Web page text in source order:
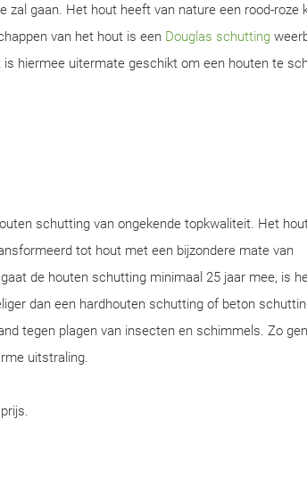
gaan. Het hout heeft van nature een rood-roze
van het hout is een Douglas schutting
hiermee uitermate geschikt om een houten te
schutting van ongekende topkwaliteit. Het
tot hout met een bijzondere mate van
de houten schutting minimaal 25 jaar mee, is
dan een hardhouten schutting of beton
tegen plagen van insecten en schimmels. Zo
uitstraling.